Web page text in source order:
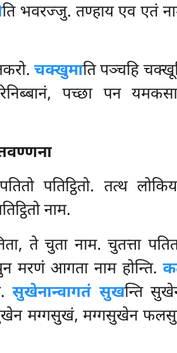
ति भवरज्जु. तण्हाय एव एतं
चक्खुमाति पञ्चहि
पच्छा पन
पतिट्ठितो. तत्थ
नाम.
ते चुता नाम. चुतत्ता
मरणं आगता नाम होन्ति.
सुखेनान्वागतं सुखन्ति
मग्गसुखं, मग्गसुखेन